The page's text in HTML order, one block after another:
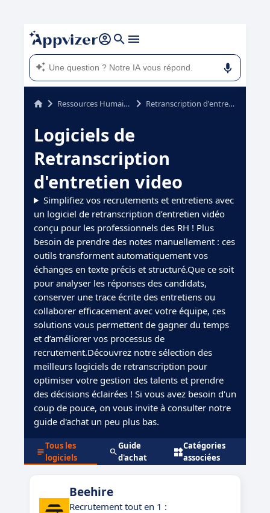
+ entrée).
L'IA de Appvizer vous guide dans l'utilisation ou
la sélection de logiciel SaaS en entreprise.
Ressources Humaines (RH) Retranscription d'entretien video
Logiciels de
Retranscription
d'entretien video
Simplifiez vos recrutements et entretiens avec
un logiciel de retranscription d’entretien vidéo
conçu pour les professionnels des RH ! Plus
besoin de prendre des notes manuellement : ces
outils transforment automatiquement vos
échanges en texte précis et structuré.Que ce soit
pour analyser les réponses des candidats,
conserver une trace écrite des entretiens ou
collaborer efficacement avec votre équipe, ces
solutions vous permettent de gagner du temps
et d’améliorer vos processus de
recrutement.Découvrez notre sélection des
meilleurs logiciels de retranscription pour
optimiser votre gestion des talents et prendre
des décisions éclairées ! Si vous avez besoin d'un
coup de pouce, on vous invite à consulter notre
guide d'achat un peu plus bas.
Tous les
logiciels
Guide
d'achat
Catégories
associées
Beehire
Recrutement tout en 1 :